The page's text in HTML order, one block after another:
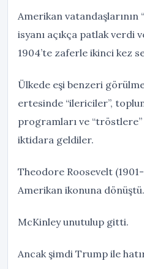
Amerikan vatandaşlarının
isyanı açıkça patlak verdi
1904’te zaferle ikinci kez
Ülkede eşi benzeri
ertesinde “ilericiler”,
programları ve “tröstlere”
iktidara geldiler.
Theodore Roosevelt
Amerikan ikonuna dönüştü.
McKinley unutulup gitti.
Ancak şimdi Trump ile